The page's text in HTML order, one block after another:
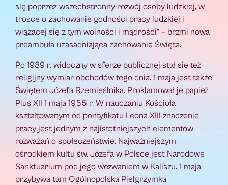
się poprzez wszechstronny rozwój osoby ludzkiej, w
trosce o zachowanie godności pracy ludzkiej i
wiążącej się z tym wolności i mądrości” – brzmi nowa
preambuła uzasadniająca zachowanie Święta.
Po 1989 r. widoczny w sferze publicznej stał się też
religijny wymiar obchodów tego dnia. 1 maja jest także
Świętem Józefa Rzemieślnika. Proklamował je papież
Pius XII 1 maja 1955 r. W nauczaniu Kościoła
kształtowanym od pontyfikatu Leona XIII znaczenie
pracy jest jednym z najistotniejszych elementów
rozważań o społeczeństwie. Najważniejszym
ośrodkiem kultu św. Józefa w Polsce jest Narodowe
Sanktuarium pod jego wezwaniem w Kaliszu. 1 maja
przybywa tam Ogólnopolska Pielgrzymka